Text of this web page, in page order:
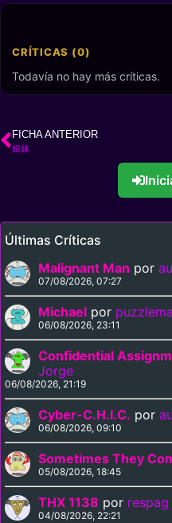
CRÍTICAS (0)
Todavía no hay más críticas.
FICHA ANTERIOR
姐妹
Últimas Críticas
Malignant Man por
07/08/2026, 07:27
Michael por
06/08/2026, 23:11
Confidential
Jorge
06/08/2026, 21:19
Cyber-C.H.I.C. por
06/08/2026, 09:10
Sometimes They
05/08/2026, 18:45
THX 1138 por respag
04/08/2026, 22:21